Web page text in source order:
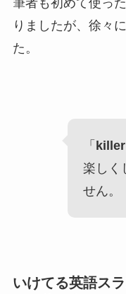
筆者も初めて使っ
りましたが、徐々
た。
「 killer
楽しく
せん。
いけてる英語ス